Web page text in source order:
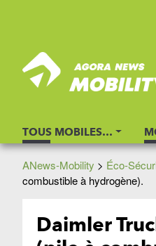
TOUS MOBILES…
ANews-Mobility > Éco-
combustible à hydrogène).
Daimler